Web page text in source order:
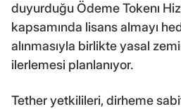
duyurduğu Ödeme Tokenı
kapsamında lisans almayı
alınmasıyla birlikte yasal
ilerlemesi planlanıyor.
Tether yetkilileri, dirheme